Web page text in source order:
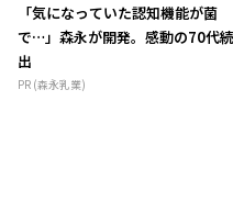
「気になっていた認知機能が菌
で…」森永が開発。感動の70代続
出
PR (森永乳業)